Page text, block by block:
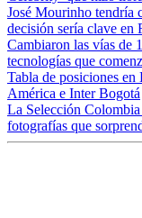
José Mourinho tendría
decisión sería clave en
Cambiaron las vías de
tecnologías que
Tabla de posiciones
América e Inter Bogotá
La Selección Colombia
fotografías que